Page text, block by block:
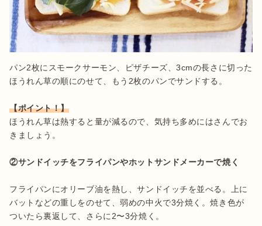
パン2枚にスモークサーモン、ピザチーズ、3cmの長さに切った
ほうれん草の順にのせて、もう2枚のパンでサンドする。
【ポイント！】
ほうれん草は熱すると量が減るので、気持ち多めにはさんでお
きましょう。
②サンドイッチをフライパンやホットサンドメーカーで焼く
フライパンにオリーブ油を熱し、サンドイッチを並べる。上に
バットなどの重しをのせて、弱めの中火で3分焼く。焼き色が
ついたら裏返して、さらに2〜3分焼く。